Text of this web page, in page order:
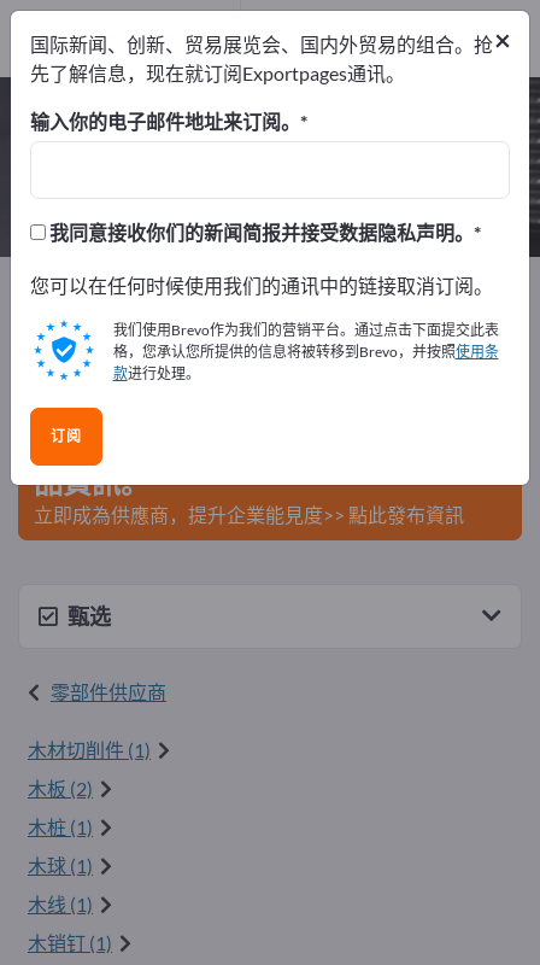
木制配件 – 查找制造商和供应商
7 6 1
制造商6
经销商1
Exportpages 部件/零件 零部件供应商 木制配件
在Exportpages免費刊登廣告！
在Exportpages上發布您的公司與產
品資訊。
立即成為供應商，提升企業能見度>> 點此發布資訊
甄选
零部件供应商
木材切削件 (1)
木板 (2)
木桩 (1)
木球 (1)
木线 (1)
木销钉 (1)
×
国际新闻、创新、贸易展览会、国内外贸易的组合。抢
先了解信息，现在就订阅Exportpages通讯。
输入你的电子邮件地址来订阅。
我同意接收你们的新闻简报并接受数据隐私声明。
您可以在任何时候使用我们的通讯中的链接取消订阅。
我们使用Brevo作为我们的营销平台。通过点击下面提交此表
格，您承认您所提供的信息将被转移到Brevo，并按照使用条
款进行处理。
订阅